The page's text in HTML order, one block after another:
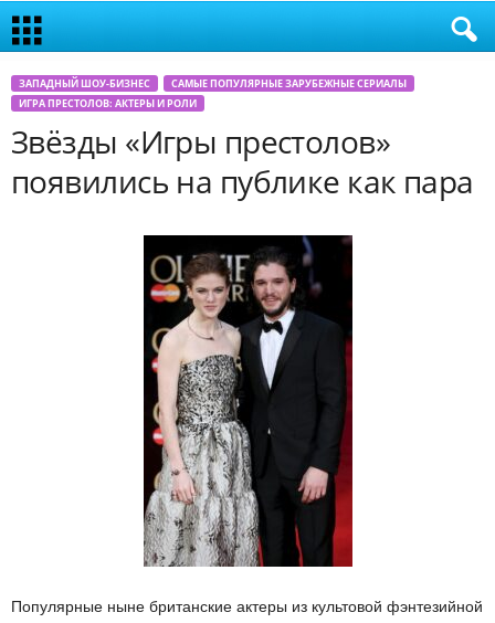
ЗАПАДНЫЙ ШОУ-БИЗНЕС
САМЫЕ ПОПУЛЯРНЫЕ ЗАРУБЕЖНЫЕ СЕРИАЛЫ
ИГРА ПРЕСТОЛОВ: АКТЕРЫ И РОЛИ
Звёзды «Игры престолов»
появились на публике как пара
Популярные ныне британские актеры из культовой фэнтезийной